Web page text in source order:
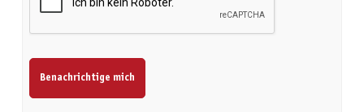
Benachrichtige mich